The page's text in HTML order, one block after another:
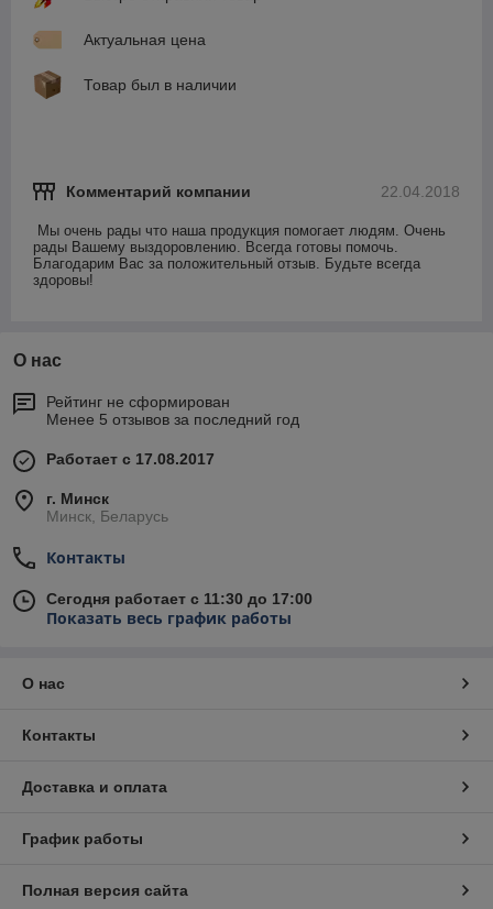
Актуальная цена
Товар был в наличии
22.04.2018
Комментарий компании
Мы очень рады что наша продукция помогает людям. Очень
рады Вашему выздоровлению. Всегда готовы помочь.
Благодарим Вас за положительный отзыв. Будьте всегда
здоровы!
О нас
Рейтинг не сформирован
Менее 5 отзывов за последний год
Работает с 17.08.2017
г. Минск
Минск, Беларусь
Контакты
Сегодня работает с 11:30 до 17:00
Показать весь график работы
О нас
Контакты
Доставка и оплата
График работы
Полная версия сайта